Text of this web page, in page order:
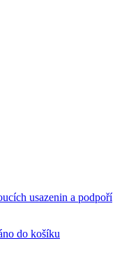
usazenin a podpoří
do košíku